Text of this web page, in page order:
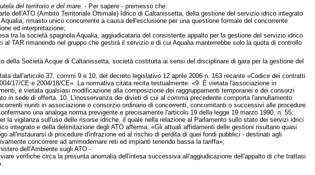
del territorio e del mare. - Per sapere - premesso che:
dell'ATO (Ambito Territoriale Ottimale) Idrico di Caltanissetta, della gestione del servizio idrico integrato
rimasto unico concorrente a causa dell'esclusione per una questione formale del concorrente
ed interpretazione;
tra la società spagnola Aqualia, aggiudicataria del consistente appalto per la gestione del servizio idrico
TAR rimanendo nel gruppo che gestirà il servizio e di cui Aqualia manterrebbe solo la quota di controllo
della Società Acque di Caltanissetta, società costituita ai sensi del disciplinare di gara per la gestione del
dall'articolo 37, commi 9 e 10, del decreto legislativo 12 aprile 2006 n. 163 recante «Codice dei contratti
17/CE e 2004/18/CE». La normativa citata recita testualmente: «9. È vietata l'associazione in
è vietata qualsiasi modificazione alla composizione dei raggruppamenti temporanei e dei consorzi
in sede di offerta. 10. L'inosservanza dei divieti di cui al comma precedente comporta l'annullamento
riuniti in associazione o consorzio ordinario di concorrenti, concomitanti o successivi alle procedure
una analoga norma previgente e precisamente l'articolo 19 della legge 19 marzo 1990, n. 55;
la vigilanza sull'uso delle risorse idriche, il quale nella relazione al Parlamento sullo stato dei servizi idrici
integrato e della delimitazione degli ATO afferma: «Gli attuali affidamenti delle gestioni risultano quasi
all'instaurarsi di procedure d'infrazione ed al rischio di perdita di quei fondi pubblici - destinati agli
concorrere ad ammodernare reti ed impianti tenendo bassa la tariffa»;
dell'Ambiente sugli ATO -:
verifiche circa la presunta anomalia dell'intesa successiva all'aggiudicazione dell'appalto di che trattasi